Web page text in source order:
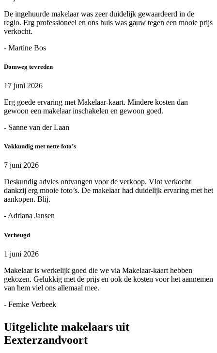
De ingehuurde makelaar was zeer duidelijk gewaardeerd in de
regio. Erg professioneel en ons huis was gauw tegen een mooie prijs
verkocht.
- Martine Bos
Domweg tevreden
17 juni 2026
Erg goede ervaring met Makelaar-kaart. Mindere kosten dan
gewoon een makelaar inschakelen en gewoon goed.
- Sanne van der Laan
Vakkundig met nette foto’s
7 juni 2026
Deskundig advies ontvangen voor de verkoop. Vlot verkocht
dankzij erg mooie foto’s. De makelaar had duidelijk ervaring met het
aankopen. Blij.
- Adriana Jansen
Verheugd
1 juni 2026
Makelaar is werkelijk goed die we via Makelaar-kaart hebben
gekozen. Gelukkig met de prijs en ook de kosten voor het aannemen
van hem viel ons allemaal mee.
- Femke Verbeek
Uitgelichte makelaars uit
Eexterzandvoort